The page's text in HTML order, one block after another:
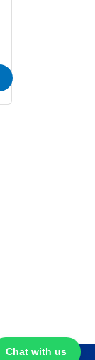
Chat with us